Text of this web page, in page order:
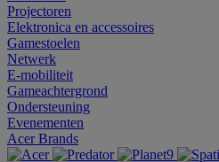
Projectoren
Elektronica en accessoires
Gamestoelen
Netwerk
E-mobiliteit
Gameachtergrond
Ondersteuning
Evenementen
Acer Brands